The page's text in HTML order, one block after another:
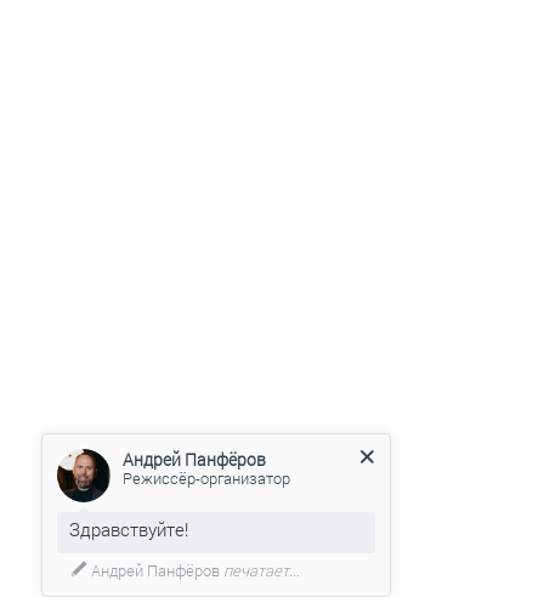
Андрей Панфёров
Режиссёр-организатор
Здравствуйте!
Андрей Панфёровпечатает...